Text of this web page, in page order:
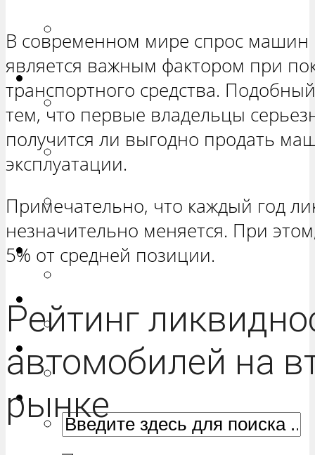
ХЕТЧБЭК»
Нива
РЕМОНТ ВАЗ 21213 «НИВА
ТРЕХ-ДВЕРНАЯ»
ВАЗ 21214 «НИВА ТРЕХ-
ДВЕРНАЯ»
РЕМОНТ ВАЗ 2131 «НИВА
ЧЕТЫРЕХ-ДВЕРНАЯ»
Гранта
Ока
РЕМОНТ ВАЗ 1111 «ОКА»
Ларгус
РЕМОНТ ЛАДА ЛАРГУС
В современном мире спрос
является важным фактором при
транспортного средства.
тем, что первые владельцы
получится ли выгодно продать
эксплуатации.
Примечательно, что каждый год
незначительно меняется. При
5% от средней позиции.
Рейтинг
автомобилей на
рынке